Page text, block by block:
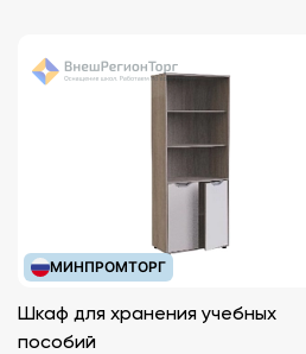
МИНПРОМТОРГ
Шкаф для хранения учебных
пособий